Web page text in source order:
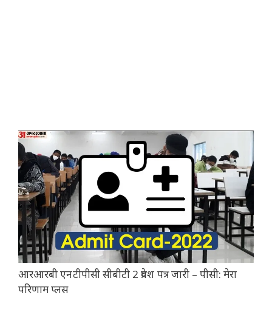
आरआरबी एनटीपीसी सीबीटी 2 प्रवेश पत्र जारी – पीसी: मेरा
परिणाम प्लस